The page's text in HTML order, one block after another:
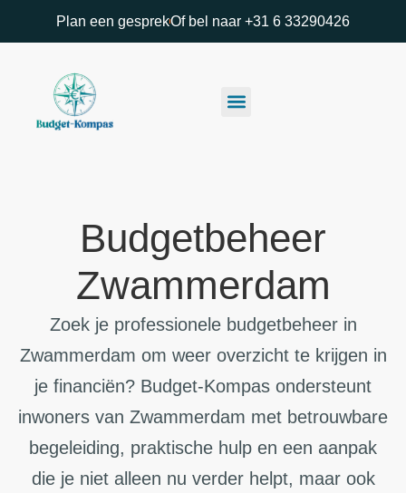
Plan een gesprekOf bel naar +31 6 33290426
Budgetbeheer
Zwammerdam
Zoek je professionele budgetbeheer in
Zwammerdam om weer overzicht te krijgen in
je financiën? Budget-Kompas ondersteunt
inwoners van Zwammerdam met betrouwbare
begeleiding, praktische hulp en een aanpak
die je niet alleen nu verder helpt, maar ook